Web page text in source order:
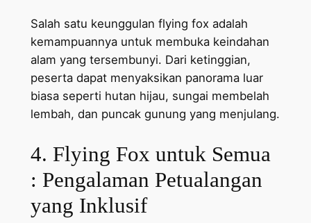
Salah satu keunggulan flying fox adalah
kemampuannya untuk membuka keindahan
alam yang tersembunyi. Dari ketinggian,
peserta dapat menyaksikan panorama luar
biasa seperti hutan hijau, sungai membelah
lembah, dan puncak gunung yang menjulang.
4. Flying Fox untuk Semua
: Pengalaman Petualangan
yang Inklusif